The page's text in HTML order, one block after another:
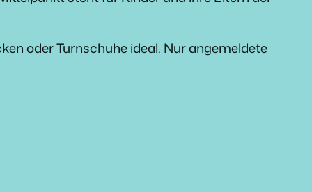
oder Turnschuhe ideal. Nur angemeldete